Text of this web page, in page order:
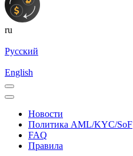
ru
Русский
English
Новости
Политика AML/KYC/SoF
FAQ
Правила